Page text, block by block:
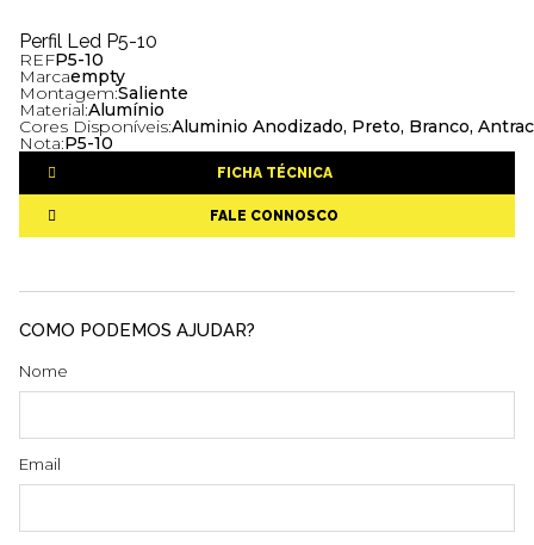
Perfil Led P5-10
REFP5-10
Marcaempty
Montagem:Saliente
Material:Alumínio
Cores Disponíveis:Aluminio Anodizado, Preto, Branco,
Nota:P5-10
FICHA TÉCNICA
FALE CONNOSCO
COMO PODEMOS AJUDAR?
Nome
Email